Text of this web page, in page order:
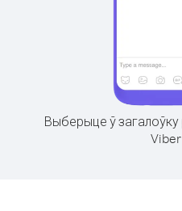
Выберыце ў загалоўку